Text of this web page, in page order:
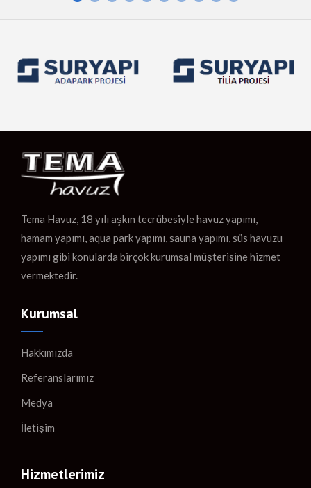
Tema Havuz, 18 yılı aşkın tecrübesiyle havuz yapımı,
hamam yapımı, aqua park yapımı, sauna yapımı, süs havuzu
yapımı gibi konularda birçok kurumsal müşterisine hizmet
vermektedir.
Kurumsal
Hakkımızda
Referanslarımız
Medya
İletişim
Hizmetlerimiz